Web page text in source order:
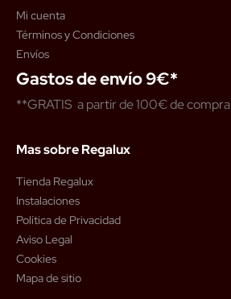
Mi cuenta
Términos y Condiciones
Envíos
Gastos de envío 9€*
**GRATIS a partir de 100€ de compra
Mas sobre Regalux
Tienda Regalux
Instalaciones
Política de Privacidad
Aviso Legal
Cookies
Mapa de sitio